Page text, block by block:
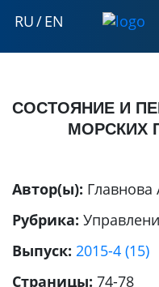
RU/EN
СОСТОЯНИЕ И
МОРСКИХ
Автор(ы): Главнова
Рубрика:
Выпуск: 2015-4 (15)
Страницы: 74-78